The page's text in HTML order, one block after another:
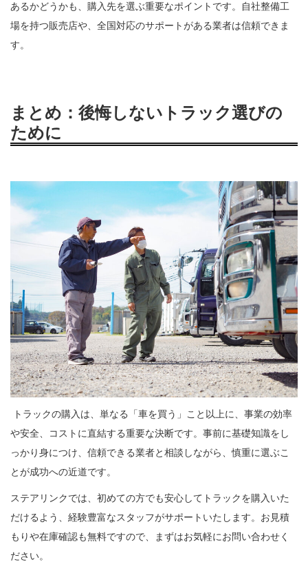
あるかどうかも、購入先を選ぶ重要なポイントです。自社整備工
場を持つ販売店や、全国対応のサポートがある業者は信頼できま
す。
まとめ：後悔しないトラック選びの
ために
トラックの購入は、単なる「車を買う」こと以上に、事業の効率
や安全、コストに直結する重要な決断です。事前に基礎知識をし
っかり身につけ、信頼できる業者と相談しながら、慎重に選ぶこ
とが成功への近道です。
ステアリンクでは、初めての方でも安心してトラックを購入いた
だけるよう、経験豊富なスタッフがサポートいたします。お見積
もりや在庫確認も無料ですので、まずはお気軽にお問い合わせく
ださい。